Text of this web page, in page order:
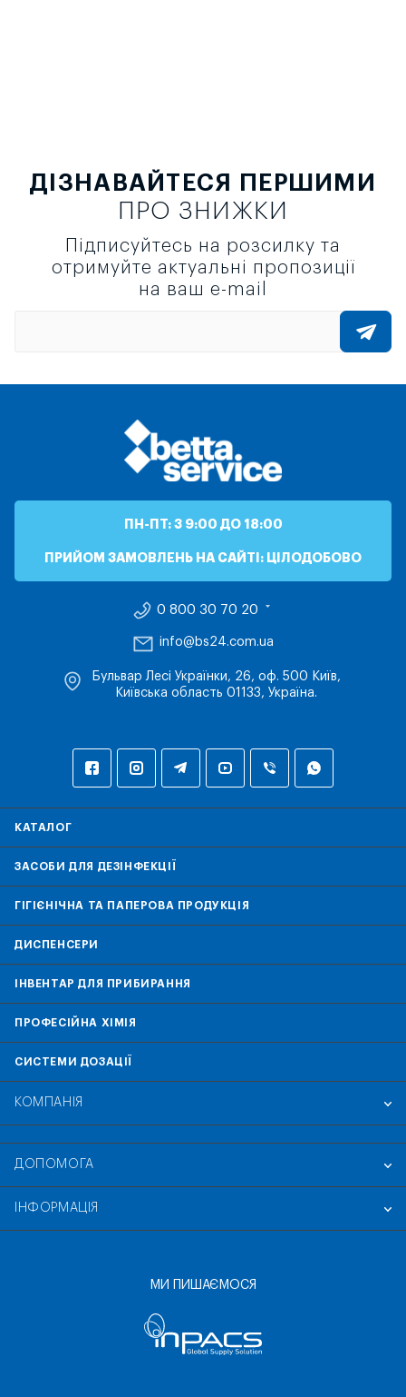
ДІЗНАВАЙТЕСЯ ПЕРШИМИ
ПРО ЗНИЖКИ
Підписуйтесь на розсилку та
отримуйте актуальні пропозиції
на ваш e-mail
ПН-ПТ: З 9:00 ДО 18:00
ПРИЙОМ ЗАМОВЛЕНЬ НА САЙТІ: ЦІЛОДОБОВО
0 800 30 70 20
info@bs24.com.ua
Бульвар Лесі Українки, 26, оф. 500 Київ,
Київська область 01133, Україна.
КАТАЛОГ
ЗАСОБИ ДЛЯ ДЕЗІНФЕКЦІЇ
ГІГІЄНІЧНА ТА ПАПЕРОВА ПРОДУКЦІЯ
ДИСПЕНСЕРИ
ІНВЕНТАР ДЛЯ ПРИБИРАННЯ
ПРОФЕСІЙНА ХІМІЯ
СИСТЕМИ ДОЗАЦІЇ
КОМПАНІЯ
ДОПОМОГА
ІНФОРМАЦІЯ
МИ ПИШАЄМОСЯ